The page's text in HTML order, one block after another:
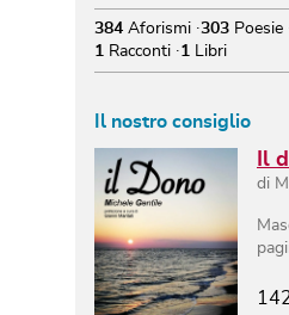
384 Aforismi 303 Poesie
1
Racconti 1 Libri
Il nostro consiglio
Il
di